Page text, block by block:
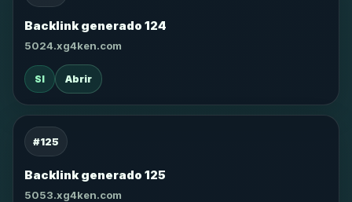
Backlink generado 124
5024.xg4ken.com
SI Abrir
#125
Backlink generado 125
5053.xg4ken.com